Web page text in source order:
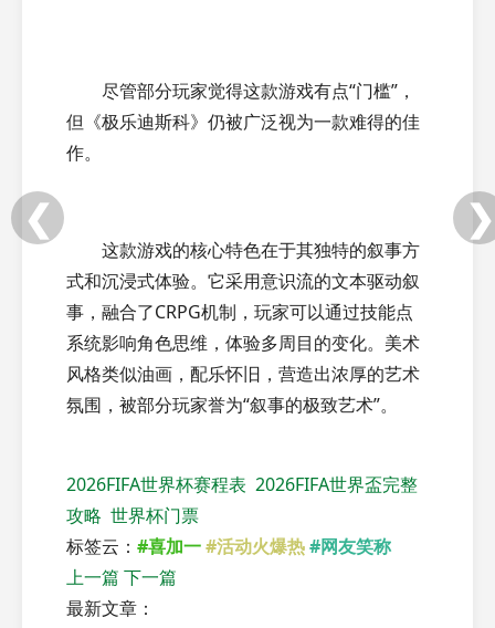
尽管部分玩家觉得这款游戏有点“门槛”，
但《极乐迪斯科》仍被广泛视为一款难得的佳
作。
这款游戏的核心特色在于其独特的叙事方
式和沉浸式体验。它采用意识流的文本驱动叙
事，融合了CRPG机制，玩家可以通过技能点
系统影响角色思维，体验多周目的变化。美术
风格类似油画，配乐怀旧，营造出浓厚的艺术
氛围，被部分玩家誉为“叙事的极致艺术”。‌
2026FIFA世界杯赛程表 2026FIFA世界盃完整
攻略 世界杯门票
标签云： #喜加一#活动火爆热#网友笑称
上一篇 下一篇
最新文章：
❮ ❯